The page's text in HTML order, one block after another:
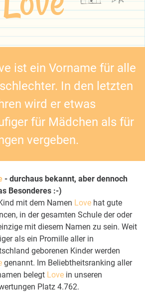
ist ein Vorname für alle
In den letzten
wird er etwas
für Mädchen als für
vergeben.
- durchaus bekannt, aber dennoch
Besonderes :-)
mit dem Namen Love hat gute
in der gesamten Schule der oder
mit diesem Namen zu sein. Weit
als ein Promille aller in
geborenen Kinder werden
genannt. Im Beliebtheitsranking aller
belegt Love in unseren
Platz 4.762.